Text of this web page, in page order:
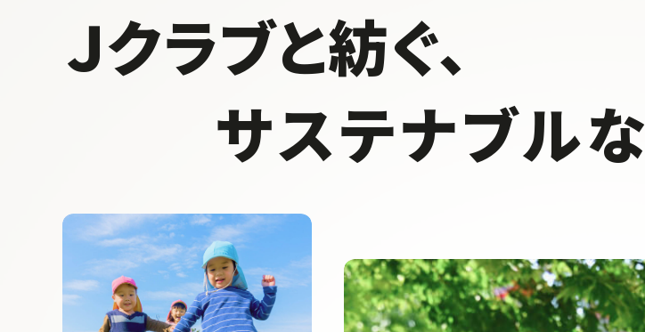
Ｊクラブと紡ぐ、
サステナブルな